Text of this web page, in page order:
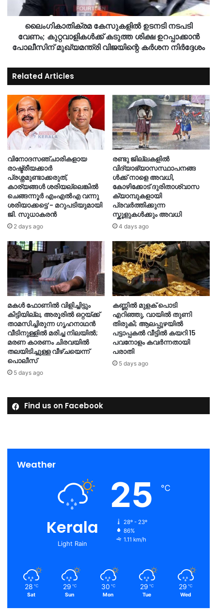
ലൈംഗികാതിക്രമ കേസുകളിൽ ഉടനടി നടപടി
വേണം; കുറ്റവാളികൾക്ക് കടുത്ത ശിക്ഷ ഉറപ്പാക്കാൻ
പോലീസിന് മുഖ്യമന്ത്രി വിജയിന്റെ കർശന നിർദ്ദേശം
Related Articles
വിനോദസഞ്ചാരികളായ
രാഷ്ട്രീയക്കാർ
പ്രശ്നമുണ്ടാക്കരുത്,
കാര്യങ്ങൾ ശരിയല്ലെങ്കിൽ
ചെങ്ങന്നൂർ എംഎൽഎ വന്നു
ശരിയാക്കട്ടെ’- മറുപടിയുമായി
ജി. സുധാകരൻ
2 days ago
രണ്ടു ജില്ലകളില്‍
വിദ്യാഭ്യാസസ്ഥാപനങ്ങ
ള്‍ക്ക് നാളെ അവധി,
കോഴിക്കോട് ദുരിതാശ്വാസ
ക്യാമ്പുകളായി
പ്രവർത്തിക്കുന്ന
സ്കൂളുകൾക്കും അവധി
4 days ago
മകൾ ഫോണിൽ വിളിച്ചിട്ടും
കിട്ടിയില്ല, അരൂരിൽ ഒറ്റയ്ക്ക്
താമസിച്ചിരുന്ന ഗൃഹനാഥൻ
വീടിനുള്ളിൽ മരിച്ച നിലയിൽ;
മരണ കാരണം ചിരവയിൽ
തലയിടിച്ചുള്ള വീഴ്ചയെന്ന്
പൊലീസ്
5 days ago
കണ്ണിൽ മുളക് പൊടി
എറിഞ്ഞു, വായിൽ തുണി
തിരുകി; ആലപ്പുഴയിൽ
പട്ടാപ്പകൽ വീട്ടിൽ കയറി 15
പവനോളം കവർന്നതായി
പരാതി
5 days ago
Find us on Facebook
Weather
Kerala
Light Rain
25 ℃
28º - 23º
86%
1.11 km/h
28 ℃
Sat
29 ℃
Sun
30 ℃
Mon
29 ℃
Tue
29 ℃
Wed